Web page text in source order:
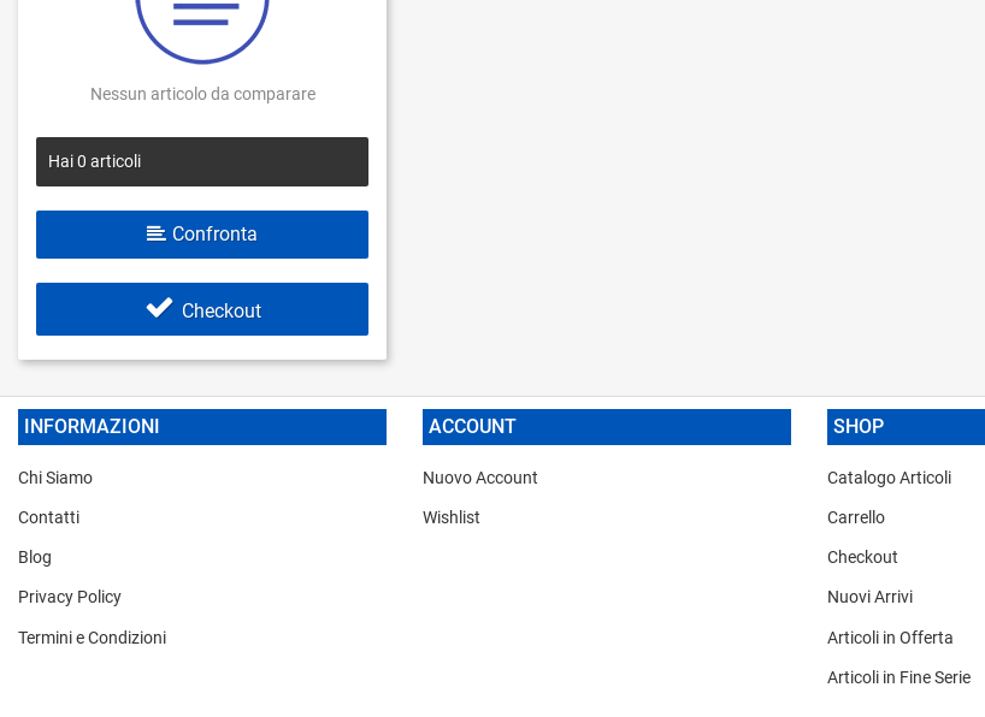
Nessun articolo da comparare
Hai0 articoli
Confronta
Checkout
INFORMAZIONI
Chi Siamo
Contatti
Blog
Privacy Policy
Termini e Condizioni
ACCOUNT
Nuovo Account
Wishlist
SHOP
Catalogo Articoli
Carrello
Checkout
Nuovi Arrivi
Articoli in Offerta
Articoli in Fine Serie